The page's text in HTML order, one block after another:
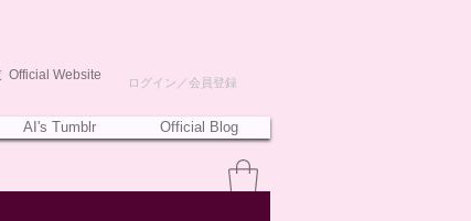
Official Website ログイン／会員登録
AI's Tumblr Official Blog